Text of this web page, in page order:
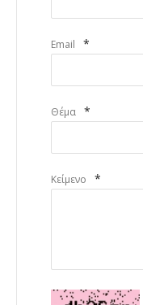
Email *
Θέμα *
Κείμενο *